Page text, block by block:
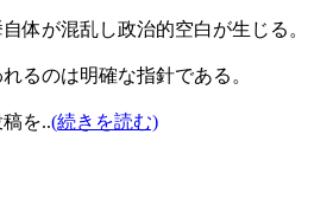
体が混乱し政治的空白が生じる。
るのは明確な指針である。
を..(続きを読む)